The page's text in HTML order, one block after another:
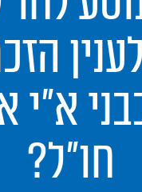
א"י
חו"ל?